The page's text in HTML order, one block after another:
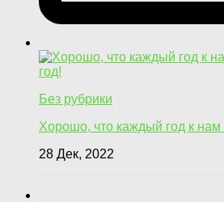
Без рубрики
Хорошо, что каждый год к
28 Дек, 2022